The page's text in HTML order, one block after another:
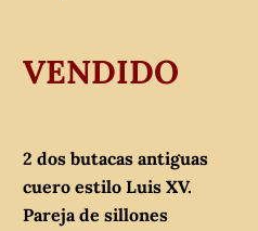
VENDIDO
2 dos butacas antiguas
cuero estilo Luis XV.
Pareja de sillones